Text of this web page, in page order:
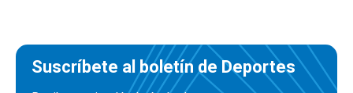
Suscríbete al boletín de Deportes